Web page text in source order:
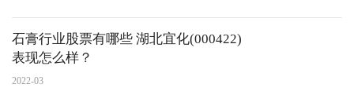
石膏行业股票有哪些 湖北宜化(000422)
表现怎么样？
2022-03